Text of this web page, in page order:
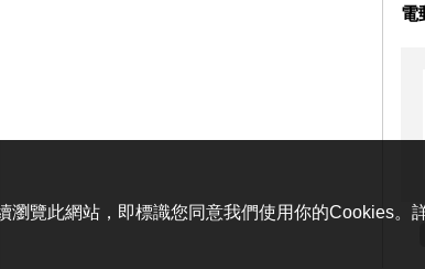
電
覽此網站，即標識您同意我們使用你的Cookies。